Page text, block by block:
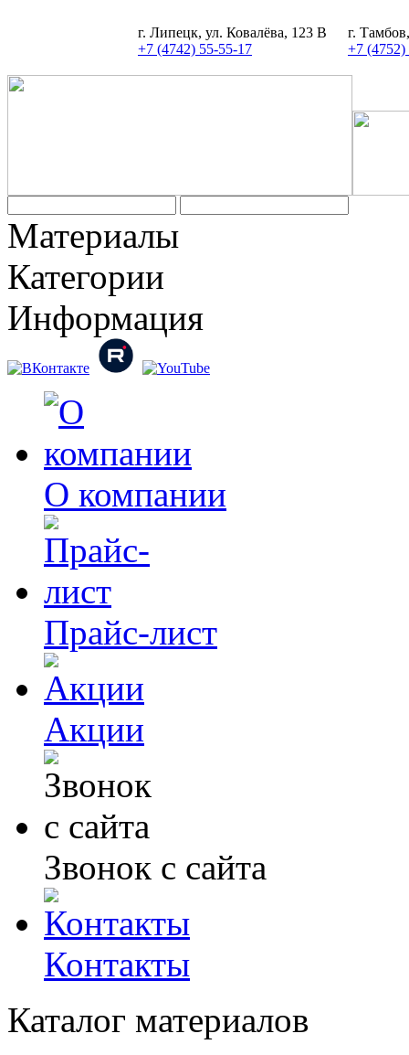
г. Липецк, ул. Ковалёва, 123 В
+7 (4742) 55-55-17
г.
+7 (4752)
Материалы
Категории
Информация
О компании
Прайс-лист
Акции
Звонок с сайта
Контакты
Каталог материалов
Задать вопрос